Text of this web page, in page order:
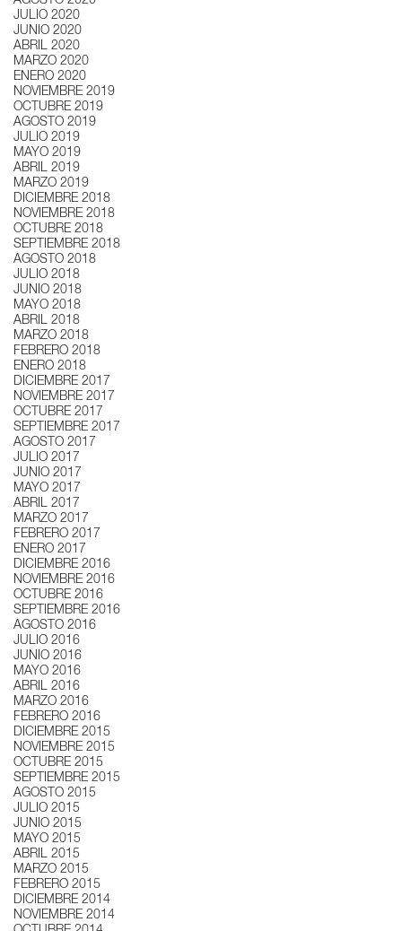
JULIO 2020
JUNIO 2020
ABRIL 2020
MARZO 2020
ENERO 2020
NOVIEMBRE 2019
OCTUBRE 2019
AGOSTO 2019
JULIO 2019
MAYO 2019
ABRIL 2019
MARZO 2019
DICIEMBRE 2018
NOVIEMBRE 2018
OCTUBRE 2018
SEPTIEMBRE 2018
AGOSTO 2018
JULIO 2018
JUNIO 2018
MAYO 2018
ABRIL 2018
MARZO 2018
FEBRERO 2018
ENERO 2018
DICIEMBRE 2017
NOVIEMBRE 2017
OCTUBRE 2017
SEPTIEMBRE 2017
AGOSTO 2017
JULIO 2017
JUNIO 2017
MAYO 2017
ABRIL 2017
MARZO 2017
FEBRERO 2017
ENERO 2017
DICIEMBRE 2016
NOVIEMBRE 2016
OCTUBRE 2016
SEPTIEMBRE 2016
AGOSTO 2016
JULIO 2016
JUNIO 2016
MAYO 2016
ABRIL 2016
MARZO 2016
FEBRERO 2016
DICIEMBRE 2015
NOVIEMBRE 2015
OCTUBRE 2015
SEPTIEMBRE 2015
AGOSTO 2015
JULIO 2015
JUNIO 2015
MAYO 2015
ABRIL 2015
MARZO 2015
FEBRERO 2015
DICIEMBRE 2014
NOVIEMBRE 2014